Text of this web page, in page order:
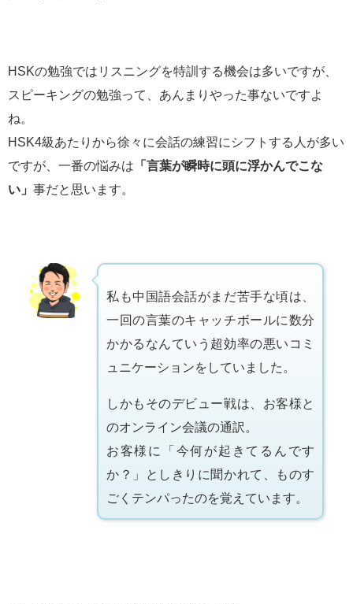
HSKの勉強ではリスニングを特訓する機会は多いですが、
スピーキングの勉強って、あんまりやった事ないですよ
ね。
HSK4級あたりから徐々に会話の練習にシフトする人が多い
ですが、一番の悩みは 「言葉が瞬時に頭に浮かんでこな
い」 事だと思います。
私も中国語会話がまだ苦手な頃は、
一回の言葉のキャッチボールに数分
かかるなんていう超効率の悪いコミ
ュニケーションをしていました。
しかもそのデビュー戦は、お客様と
のオンライン会議の通訳。
お客様に「今何が起きてるんです
か？」としきりに聞かれて、ものす
ごくテンパったのを覚えています。